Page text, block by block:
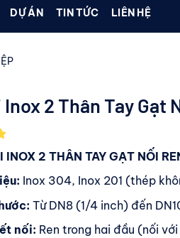
DỰ ÁN TIN TỨC LIÊN HỆ
Inox 2 Thân Tay Gạt
INOX 2 THÂN TAY GẠT NỐI
Inox 304, Inox 201 (thép
Từ DN8 (1/4 inch) đến
nối: Ren trong hai đầu (nối